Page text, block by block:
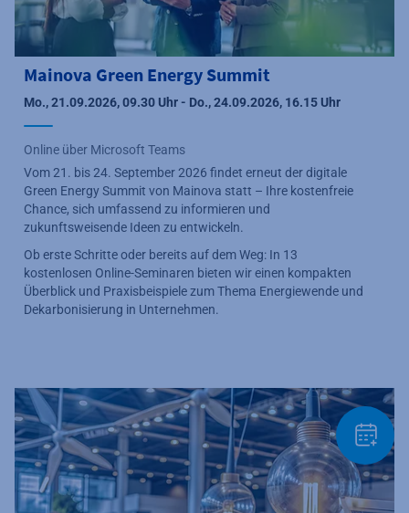
Mainova Green Energy Summit
Mo., 21.09.2026, 09.30 Uhr - Do., 24.09.2026, 16.15 Uhr
Online über Microsoft Teams
Vom 21. bis 24. September 2026 findet erneut der digitale
Green Energy Summit von Mainova statt – Ihre kostenfreie
Chance, sich umfassend zu informieren und
zukunftsweisende Ideen zu entwickeln.
Ob erste Schritte oder bereits auf dem Weg: In 13
kostenlosen Online-Seminaren bieten wir einen kompakten
Überblick und Praxisbeispiele zum Thema Energiewende und
Dekarbonisierung in Unternehmen.